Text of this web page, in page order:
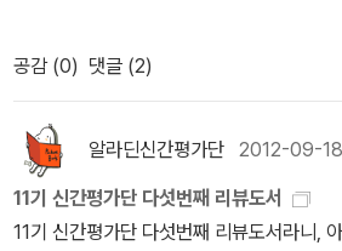
대한 발견이 설움인지도 모릅니다. 사랑의
습니다. 그러나 왠지 나는 당신과의 만남을
싶지 않습니다. 우리가 사랑에 빠졌을 때
ㅇㅈ아 있는 수밖에 다른 도리란 없는 건
에 서서 내가 짐승처럼 서러움에 울고 있는
다로만 흐르는 그 까닭만은 아니'겠습니다.'
시 <거미>를 이야기한다. 김수영이 말하는
서 당당히 벗어나는 읽기가 가능해질 때 진
수 있다.
느 대학에 입학하고, 어느 회사에 취직을
인생에 획을 긋는 큰 선택뿐만 아니라 자잘
어나 아침식사를 밥으로 할지 빵으로 할지
1박2일>을 시청할 지 결정하는 일까지. 이
수많은 경험들과 현재까지 쌓여온 지식과
정을 하게 된다. 여기에 한 인간을 이해할 수
겨 있다는 재미있는 이야기. <대통령과 루
신간평가단은 이런 책들을 읽었습니다. :)
다면 에세이 분야에 지원해주세요.
공감 (0) 댓글 (2)
알라딘신간평가단 2012-09-18
11기 신간평가단 다섯번째 리뷰도서
11기 신간평가단 다섯번째 리뷰도서라니,